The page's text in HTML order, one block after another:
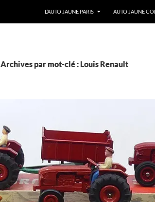
L’AUTO JAUNE PARIS
AUTO JAUNE
Archives par mot-clé : Louis Renault